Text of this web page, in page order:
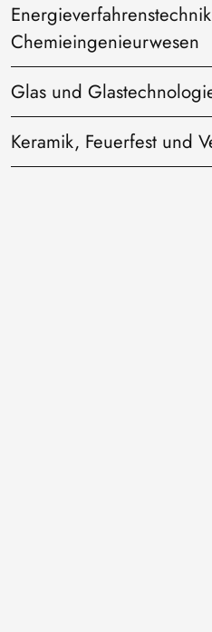
Chemieingenieurwesen
Glas und
Keramik, Feuerfest und